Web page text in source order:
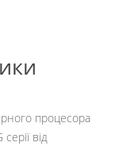
процесора
від